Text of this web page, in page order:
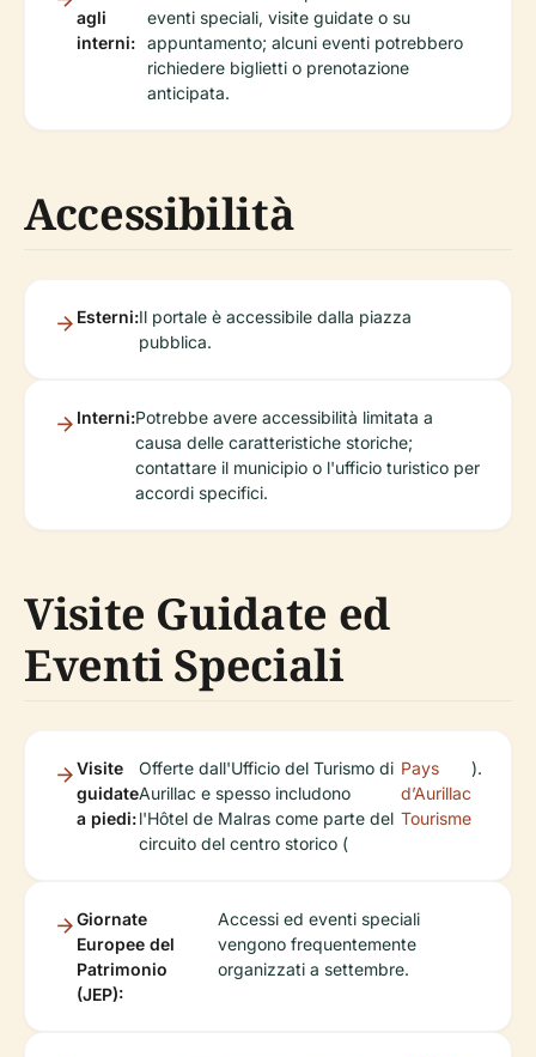
agli
interni:
eventi speciali, visite guidate o su
appuntamento; alcuni eventi potrebbero
richiedere biglietti o prenotazione
anticipata.
Accessibilità
Esterni:Il portale è accessibile dalla piazza
pubblica.
Interni:Potrebbe avere accessibilità limitata a
causa delle caratteristiche storiche;
contattare il municipio o l'ufficio turistico per
accordi specifici.
Visite Guidate ed
Eventi Speciali
Visite
guidate
a piedi:
Offerte dall'Ufficio del Turismo di
Aurillac e spesso includono
l'Hôtel de Malras come parte del
circuito del centro storico (
Pays
d’Aurillac
Tourisme
).
Giornate
Europee del
Patrimonio
(JEP):
Accessi ed eventi speciali
vengono frequentemente
organizzati a settembre.